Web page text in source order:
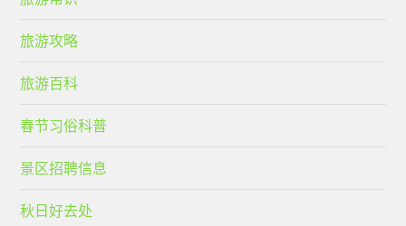
旅游攻略
旅游百科
春节习俗科普
景区招聘信息
秋日好去处